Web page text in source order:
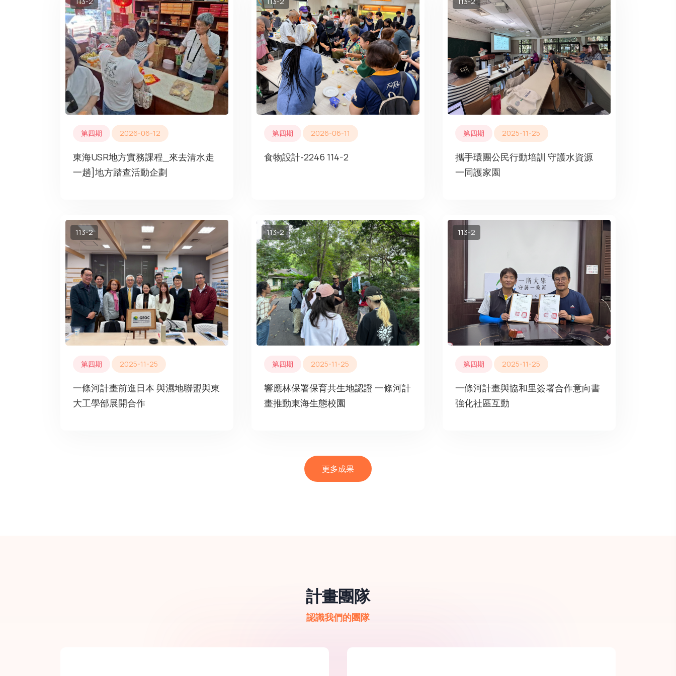
第四期 2026-06-12
東海USR地方實務課程_來去清水走
一趟]地方踏查活動企劃
第四期 2026-06-11
食物設計-2246 114-2
第四期 2025-11-25
攜手環團公民行動培訓 守護水資源
一同護家園
113-2
第四期 2025-11-25
一條河計畫前進日本 與濕地聯盟與東
大工學部展開合作
113-2
第四期 2025-11-25
響應林保署保育共生地認證 一條河計
畫推動東海生態校園
113-2
第四期 2025-11-25
一條河計畫與協和里簽署合作意向書
強化社區互動
更多成果
計畫團隊
認識我們的團隊